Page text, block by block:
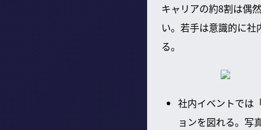
キャリアの約8割は偶
い。若手は意識的に
る。
社内イベントでは
ョンを図れる。写